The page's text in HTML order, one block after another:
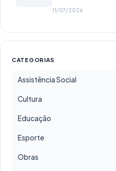
11/07/2026
CATEGORIAS
Assistência Social
Cultura
Educação
Esporte
Obras